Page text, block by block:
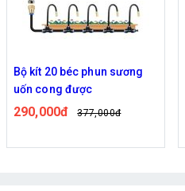
Bộ kít 15 béc phun sương
uốn cong được
230,000đ 268,000đ